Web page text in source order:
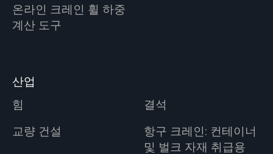
온라인 크레인 휠 하중
계산 도구
산업
힘
결석
교량 건설
항구 크레인: 컨테이너
및 벌크 자재 취급용